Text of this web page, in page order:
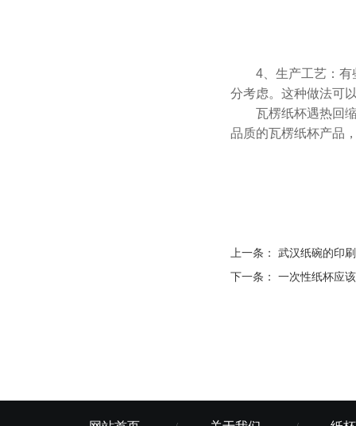
4、生产工艺：有些
分考虑。这种做法可
瓦楞纸杯遇热回缩
品质的瓦楞纸杯产品
上一条： 武汉纸碗的印
下一条： 一次性纸杯应